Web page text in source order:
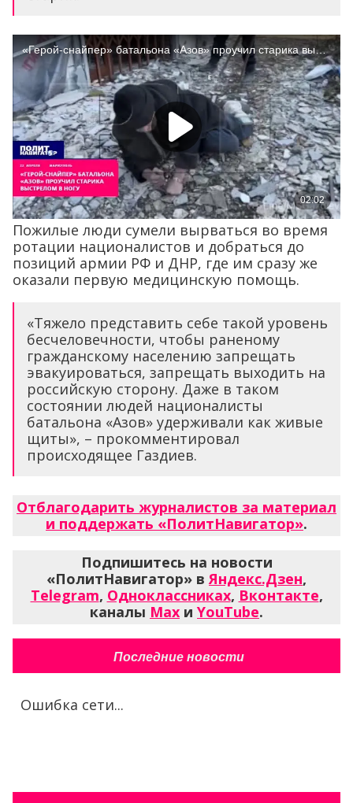
Пожилые люди сумели вырваться во время
ротации националистов и добраться до
позиций армии РФ и ДНР, где им сразу же
оказали первую медицинскую помощь.
«Тяжело представить себе такой уровень
бесчеловечности, чтобы раненому
гражданскому населению запрещать
эвакуироваться, запрещать выходить на
российскую сторону. Даже в таком
состоянии людей националисты
батальона «Азов» удерживали как живые
щиты», – прокомментировал
происходящее Газдиев.
Отблагодарить журналистов за материал
и поддержать «ПолитНавигатор».
Подпишитесь на новости
«ПолитНавигатор» вЯндекс.Дзен,
Telegram, Одноклассниках, Вконтакте,
каналы Max и YouTube.
Последние новости
Ошибка сети...